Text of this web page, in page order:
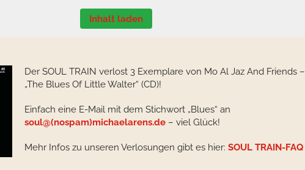
Inhalt laden
Der SOUL TRAIN verlost 3 Exemplare von Mo Al Jaz And Friends –
„The Blues Of Little Walter“ (CD)!
Einfach eine E-Mail mit dem Stichwort „Blues“ an
soul@(nospam)michaelarens.de – viel Glück!
Mehr Infos zu unseren Verlosungen gibt es hier: SOUL TRAIN-FAQ